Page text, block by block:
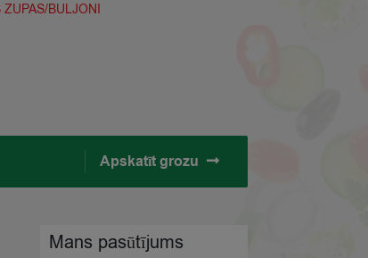
ZUPAS/BULJONI
Apskatīt grozu
Mans pasūtījums